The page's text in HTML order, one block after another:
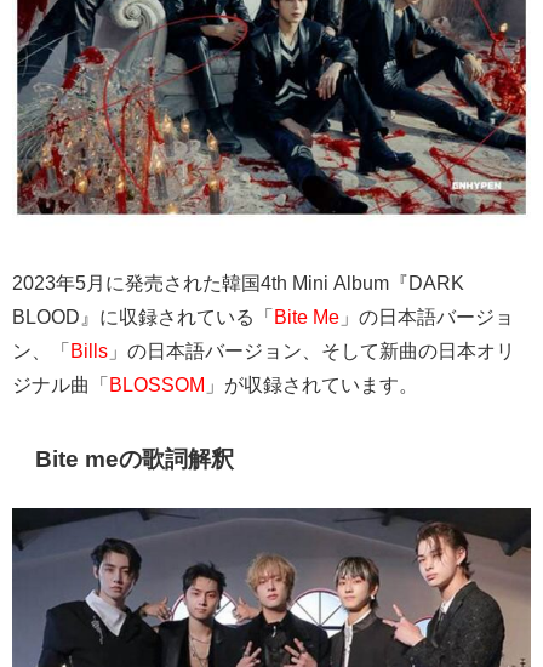
2023年5月に発売された韓国4th Mini Album『DARK
BLOOD』に収録されている「 Bite Me 」の日本語バージョ
ン、「 Bills 」の日本語バージョン、そして新曲の日本オリ
ジナル曲「 BLOSSOM 」が収録されています。
Bite meの歌詞解釈